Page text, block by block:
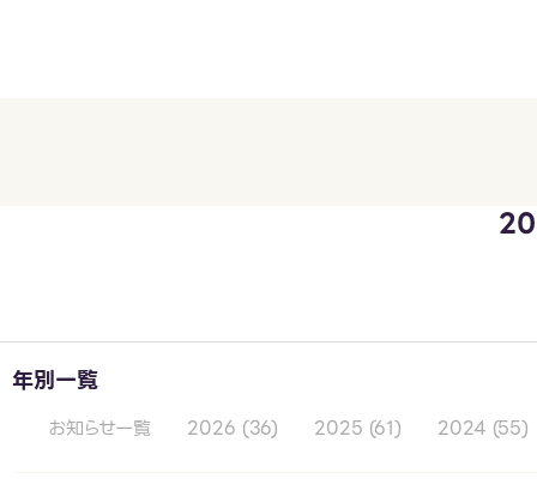
年別一覧
お知らせ一覧 2026 (36) 2025 (61) 2024 (55)